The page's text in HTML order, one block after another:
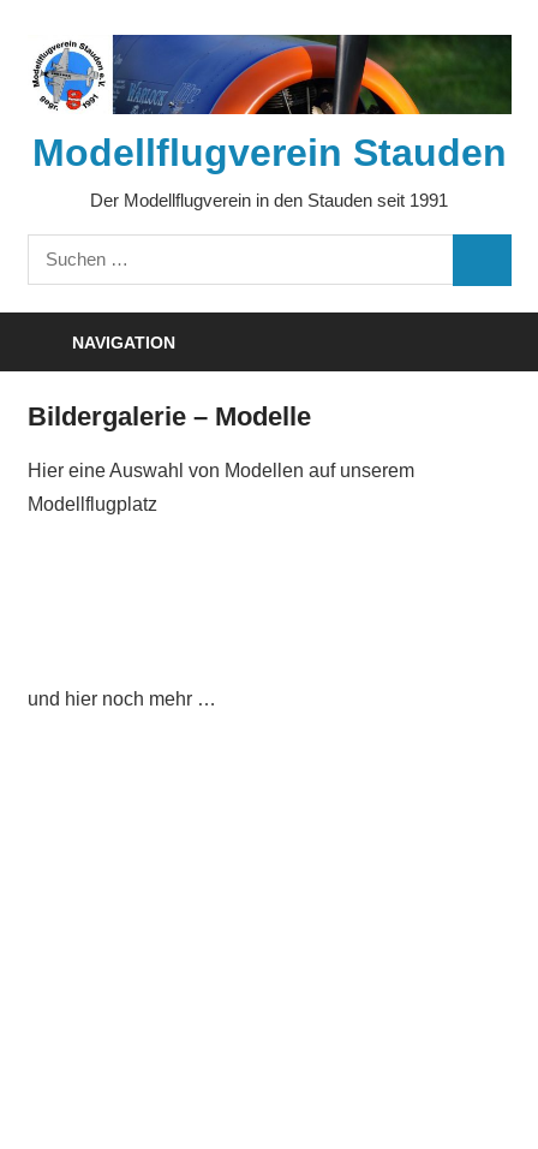
springen
Modellflugverein Stauden
Der Modellflugverein in den Stauden seit 1991
Suchen
nach:
NAVIGATION
Bildergalerie – Modelle
Hier eine Auswahl von Modellen auf unserem
Modellflugplatz
und hier noch mehr …